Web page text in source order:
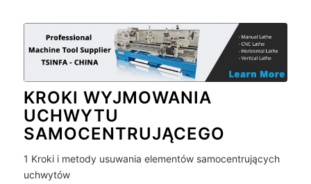
KROKI WYJMOWANIA
UCHWYTU
SAMOCENTRUJĄCEGO
1 Kroki i metody usuwania elementów samocentrujących
uchwytów